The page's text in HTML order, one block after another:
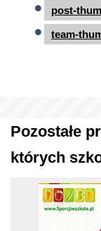
post-
team-
Pozostałe
których